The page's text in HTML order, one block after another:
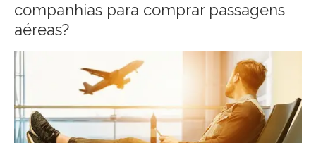
companhias para comprar passagens
aéreas?